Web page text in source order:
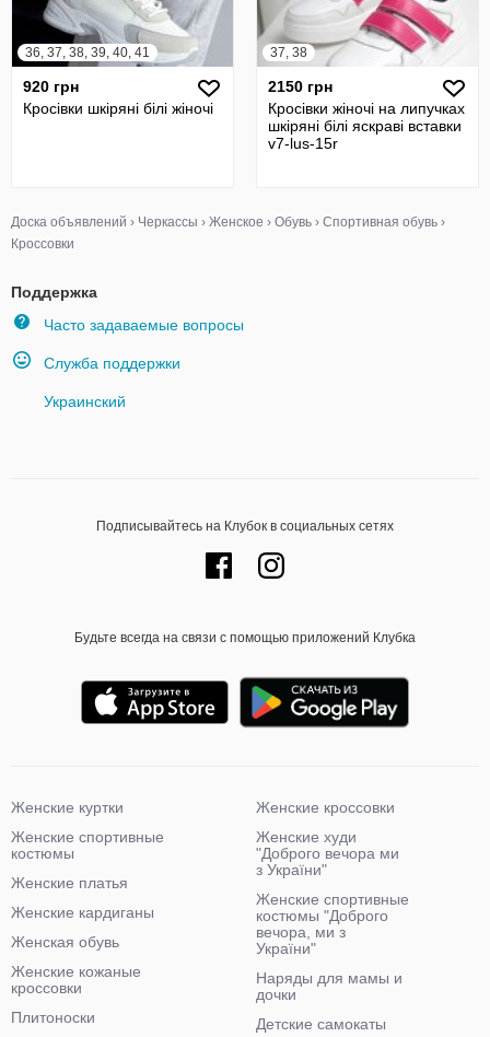
36, 37, 38, 39, 40, 41
920 грн
Кросівки шкіряні білі жіночі
37, 38
2150 грн
Кросівки жіночі на липучках
шкіряні білі яскраві вставки
v7-lus-15r
Доска объявлений › Черкассы › Женское › Обувь › Спортивная обувь ›
Кроссовки
Поддержка
Часто задаваемые вопросы
Служба поддержки
Украинский
Подписывайтесь на Клубок в социальных сетях
Будьте всегда на связи с помощью приложений Клубка
Женские куртки
Женские спортивные
костюмы
Женские платья
Женские кардиганы
Женская обувь
Женские кожаные
кроссовки
Плитоноски
Женские кроссовки
Женские худи
"Доброго вечора ми
з України"
Женские спортивные
костюмы "Доброго
вечора, ми з
України"
Наряды для мамы и
дочки
Детские самокаты